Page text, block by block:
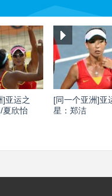
]亚运之
夏欣怡
[同一个亚洲]亚
星：郑洁